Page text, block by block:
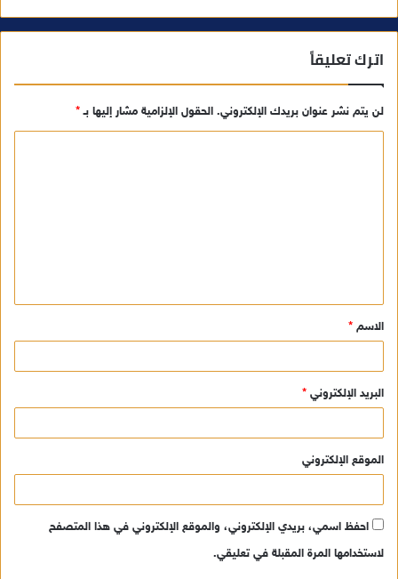
اترك تعليقاً
لن يتم نشر عنوان بريدك الإلكتروني. الحقول الإلزامية مشار إليها بـ*
ق
*
الاسم *
البريد الإلكتروني *
الموقع الإلكتروني
احفظ اسمي، بريدي الإلكتروني، والموقع الإلكتروني في هذا المتصفح
لاستخدامها المرة المقبلة في تعليقي.